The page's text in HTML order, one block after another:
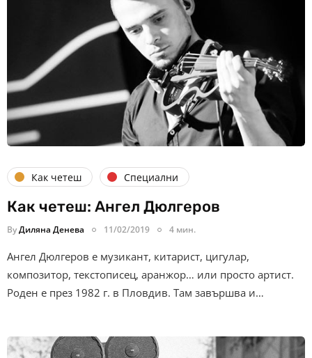
Как четеш Специални
Как четеш: Ангел Дюлгеров
ByДиляна Денева 11/02/2019 4 мин.
Ангел Дюлгеров е музикант, китарист, цигулар,
композитор, текстописец, аранжор… или просто артист.
Роден е през 1982 г. в Пловдив. Там завършва и…